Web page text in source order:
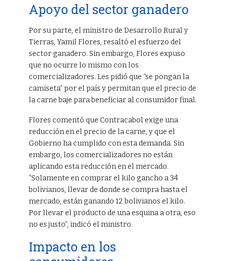
Apoyo del sector ganadero
Por su parte, el ministro de Desarrollo Rural y
Tierras, Yamil Flores, resaltó el esfuerzo del
sector ganadero. Sin embargo, Flores expuso
que no ocurre lo mismo con los
comercializadores. Les pidió que “se pongan la
camiseta” por el país y permitan que el precio de
la carne baje para beneficiar al consumidor final.
Flores comentó que Contracabol exige una
reducción en el precio de la carne, y que el
Gobierno ha cumplido con esta demanda. Sin
embargo, los comercializadores no están
aplicando esta reducción en el mercado.
“Solamente en comprar el kilo gancho a 34
bolivianos, llevar de donde se compra hasta el
mercado, están ganando 12 bolivianos el kilo.
Por llevar el producto de una esquina a otra, eso
no es justo”, indicó el ministro.
Impacto en los